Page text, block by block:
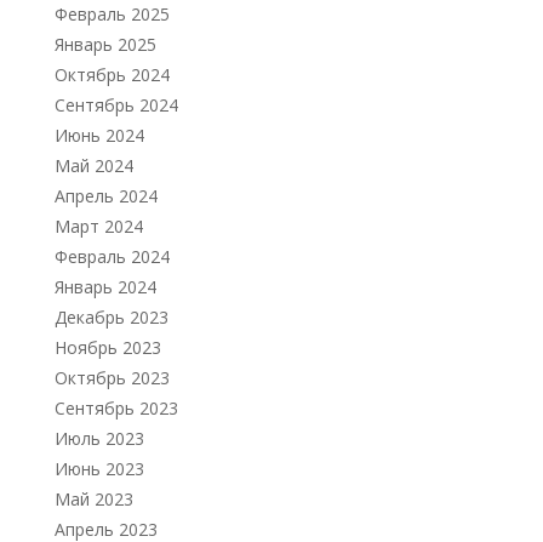
Февраль 2025
Январь 2025
Октябрь 2024
Сентябрь 2024
Июнь 2024
Май 2024
Апрель 2024
Март 2024
Февраль 2024
Январь 2024
Декабрь 2023
Ноябрь 2023
Октябрь 2023
Сентябрь 2023
Июль 2023
Июнь 2023
Май 2023
Апрель 2023